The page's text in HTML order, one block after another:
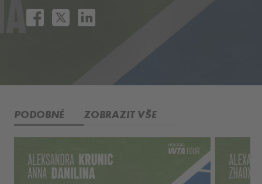
PODOBNÉ ZOBRAZIT VŠE